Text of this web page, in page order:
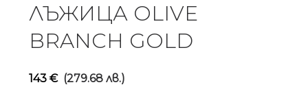
ЛЪЖИЦА OLIVE
BRANCH GOLD
143 € (279.68 лв.)